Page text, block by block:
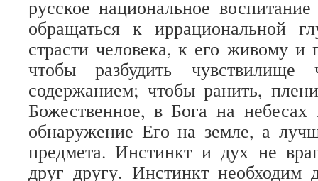
русское национальное
обращаться к иррациональной
страсти человека, к его живому и
чтобы разбудить чувствилище
содержанием; чтобы ранить,
Божественное, в Бога на
обнаружение Его на земле, а
предмета. Инстинкт и дух не
друг другу. Инстинкт необходим